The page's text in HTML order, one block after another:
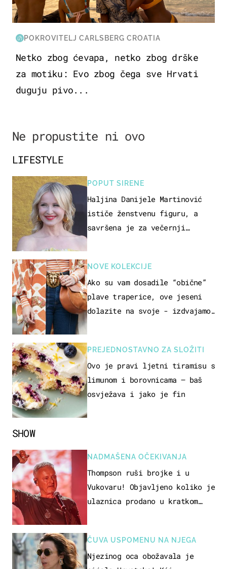
POKROVITELJ CARLSBERG CROATIA
Netko zbog ćevapa, netko zbog drške
za motiku: Evo zbog čega sve Hrvati
duguju pivo...
Ne propustite ni ovo
SHOW
NADMAŠENA OČEKIVANJA
Thompson ruši brojke i u
Vukovaru! Objavljeno koliko je
ulaznica prodano u kratkom
ČUVA USPOMENU NA NJEGA
Njezinog oca obožavala je
LIFESTYLE
POPUT SIRENE
Haljina Danijele Martinović
ističe ženstvenu figuru, a
savršena je za večernji
NOVE KOLEKCIJE
Ako su vam dosadile “obične”
plave traperice, ove jeseni
dolazite na svoje - izdvajamo
PREJEDNOSTAVNO ZA SLOŽITI
Ovo je pravi ljetni tiramisu s
limunom i borovnicama – baš
osvježava i jako je fin